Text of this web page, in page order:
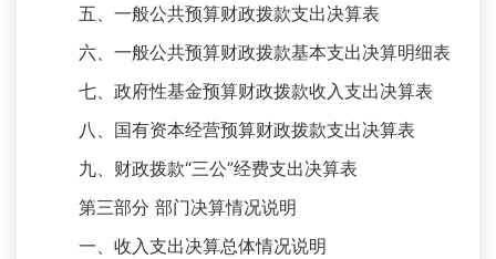
五、一般公共预算财政拨款支出决算表
六、一般公共预算财政拨款基本支出决算明细表
七、政府性基金预算财政拨款收入支出决算表
八、国有资本经营预算财政拨款支出决算表
九、财政拨款“三公”经费支出决算表
第三部分 部门决算情况说明
一、收入支出决算总体情况说明